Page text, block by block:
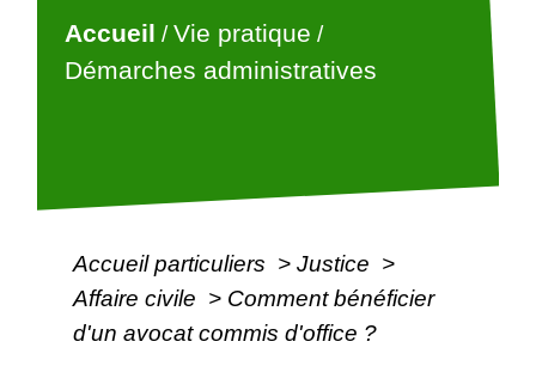
Accueil /Vie pratique /
Démarches administratives
Accueil particuliers > Justice >
Affaire civile > Comment bénéficier
d'un avocat commis d'office ?